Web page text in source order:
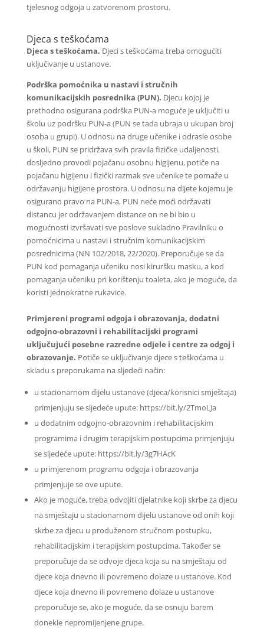
tjelesnog odgoja u zatvorenom prostoru.
Djeca s teškoćama
Djeca s teškoćama. Djeci s teškoćama treba omogućiti
uključivanje u ustanove.
Podrška pomoćnika u nastavi i stručnih
komunikacijskih posrednika (PUN). Djecu kojoj je
prethodno osigurana podrška PUN-a moguće je uključiti u
školu uz podršku PUN-a (PUN se tada ubraja u ukupan broj
osoba u grupi). U odnosu na druge učenike i odrasle osobe
u školi, PUN se pridržava svih pravila fizičke udaljenosti,
dosljedno provodi pojačanu osobnu higijenu, potiče na
pojačanu higijenu i fizički razmak sve učenike te pomaže u
održavanju higijene prostora. U odnosu na dijete kojemu je
osigurano pravo na PUN-a, PUN neće moći održavati
distancu jer održavanjem distance on ne bi bio u
mogućnosti izvršavati sve poslove sukladno Pravilniku o
pomoćnicima u nastavi i stručnim komunikacijskim
posrednicima (NN 102/2018, 22/2020). Preporučuje se da
PUN kod pomaganja učeniku nosi kiruršku masku, a kod
pomaganja učeniku pri korištenju toaleta, ako je moguće, da
koristi jednokratne rukavice.
Primjereni programi odgoja i obrazovanja, dodatni
odgojno-obrazovni i rehabilitacijski programi
uključujući posebne razredne odjele i centre za odgoj i
obrazovanje. Potiče se uključivanje djece s teškoćama u
skladu s preporukama na sljedeći način:
u stacionarnom dijelu ustanove (djeca/korisnici smještaja)
primjenjuju se sljedeće upute: https://bit.ly/2TmoLJa
u dodatnim odgojno-obrazovnim i rehabilitacijskim
programima i drugim terapijskim postupcima primjenjuju
se sljedeće upute: https://bit.ly/3g7HAcK
u primjerenom programu odgoja i obrazovanja
primjenjuje se ove upute.
Ako je moguće, treba odvojiti djelatnike koji skrbe za djecu
na smještaju u stacionarnom dijelu ustanove od onih koji
skrbe za djecu u produženom stručnom postupku,
rehabilitacijskim i terapijskim postupcima. Također se
preporučuje da se odvoje djeca koja su na smještaju od
djece koja dnevno ili povremeno dolaze u ustanove. Kod
djece koja dnevno ili povremeno dolaze u ustanove
preporučuje se, ako je moguće, da se osnuju barem
donekle nepromijenjene grupe.